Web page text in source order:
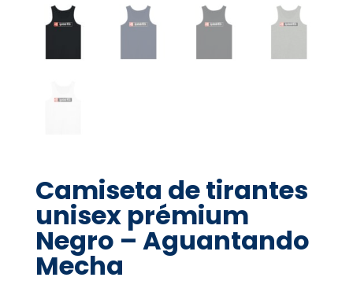
Camiseta de tirantes
unisex prémium
Negro – Aguantando
Mecha